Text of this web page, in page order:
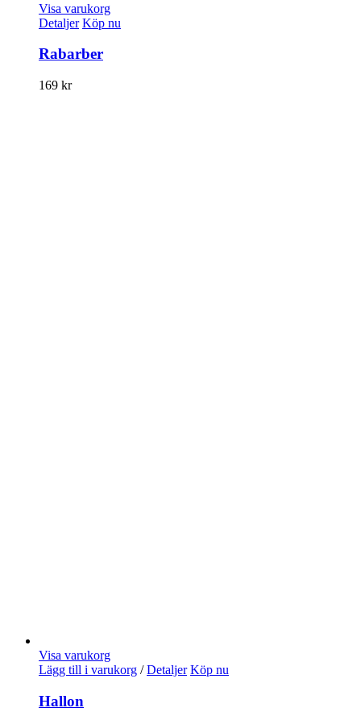
Visa varukorg
Detaljer Köp nu
Rabarber
169 kr
Visa varukorg
Lägg till i varukorg / Detaljer Köp nu
Hallon